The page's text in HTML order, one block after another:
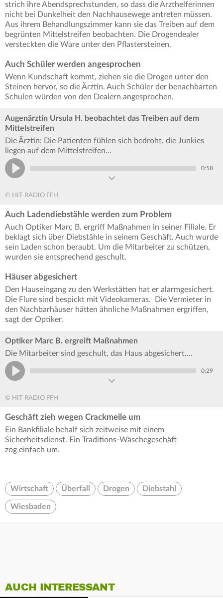
strich ihre Abendsprechstunden, so dass die Arzthelferinnen
nicht bei Dunkelheit den Nachhausewege antreten müssen.
Aus ihrem Behandlungszimmer kann sie das Treiben auf dem
begrünten Mittelstreifen beobachten. Die Drogendealer
versteckten die Ware unter den Pflastersteinen.
Auch Schüler werden angesprochen
Wenn Kundschaft kommt, ziehen sie die Drogen unter den
Steinen hervor, so die Ärztin. Auch Schüler der benachbarten
Schulen würden von den Dealern angesprochen.
Augenärztin Ursula H. beobachtet das Treiben auf dem
Mittelstreifen
Die Ärztin: Die Patienten fühlen sich bedroht, die Junkies
liegen auf dem Mittelstreifen...
0:58
© HIT RADIO FFH
Auch Ladendiebstähle werden zum Problem
Auch Optiker Marc B. ergriff Maßnahmen in seiner Filiale. Er
beklagt sich über Diebstähle in seinem Geschäft. Auch wurde
sein Laden schon beraubt. Um die Mitarbeiter zu schützen,
wurden sie entsprechend geschult.
Häuser abgesichert
Den Hauseingang zu den Werkstätten hat er alarmgesichert.
Die Flure sind bespickt mit Videokameras. Die Vermieter in
den Nachbarhäuser hätten ähnliche Maßnahmen ergriffen,
sagt der Optiker.
Optiker Marc B. ergreift Maßnahmen
Die Mitarbeiter sind geschult, das Haus abgesichert....
0:29
© HIT RADIO FFH
Geschäft zieh wegen Crackmeile um
Ein Bankfiliale behalf sich zeitweise mit einem
Sicherheitsdienst. Ein Traditions-Wäschegeschäft
zog einfach um.
Wirtschaft Überfall Drogen Diebstahl
Wiesbaden
AUCH INTERESSANT